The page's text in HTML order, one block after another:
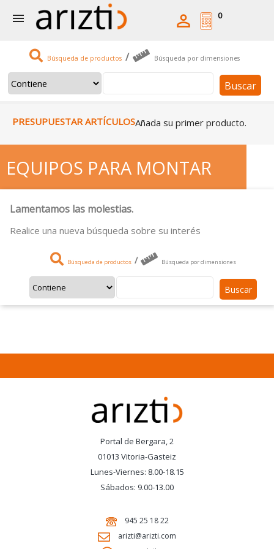
 
Búsqueda de productos / Búsqueda por dimensiones
Buscar
0
PRESUPUESTAR ARTÍCULOSAñada su primer producto.
EQUIPOS PARA MONTAR
Lamentamos las molestias.
Realice una nueva búsqueda sobre su interés
Búsqueda de productos / Búsqueda por dimensiones
Buscar
Portal de Bergara, 2
01013 Vitoria-Gasteiz
Lunes-Viernes: 8.00-18.15
Sábados: 9.00-13.00
945 25 18 22
arizti@arizti.com